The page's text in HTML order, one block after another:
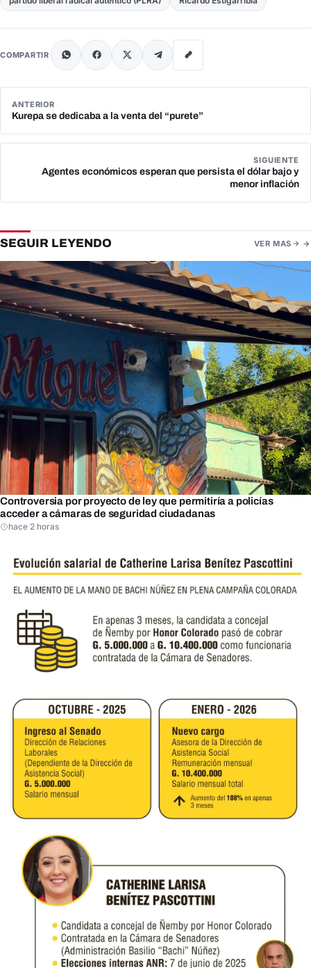
COMPARTIR
ANTERIOR
Kurepa se dedicaba a la venta del “purete”
SIGUIENTE
Agentes económicos esperan que persista el dólar bajo y
menor inflación
SEGUIR LEYENDO VER MAS
Controversia por proyecto de ley que permitiría a policías
acceder a cámaras de seguridad ciudadanas
hace 2 horas